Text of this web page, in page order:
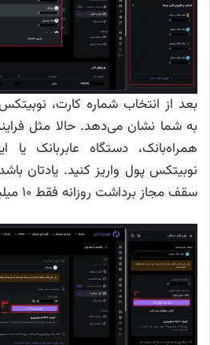
بعد از انتخاب شماره کارت،
به شما نشان می‌دهد. حالا مثل
همراه‌بانک، دستگاه عابربانک یا
نوبیتکس پول واریز کنید. یادتان
سقف مجاز برداشت روزانه فقط ۱۰ میلیون تومان است: